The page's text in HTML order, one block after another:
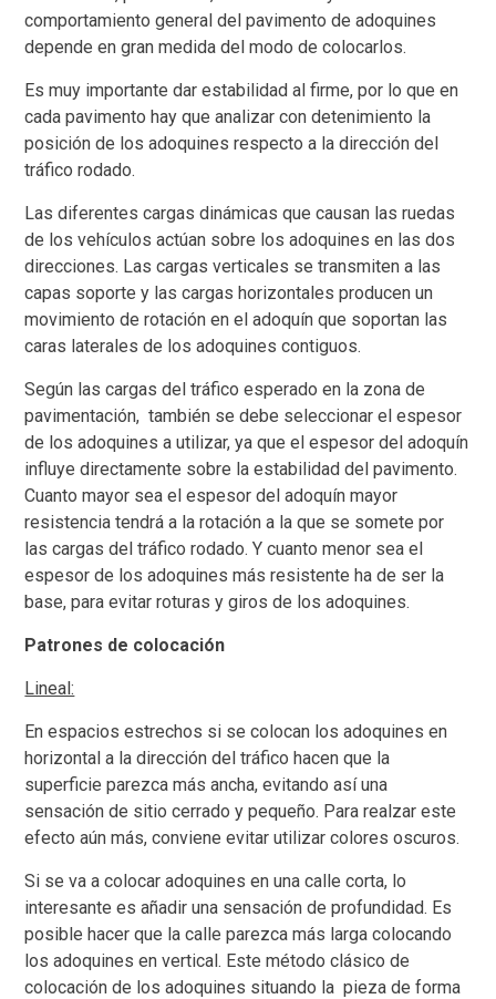
comportamiento general del pavimento de adoquines
depende en gran medida del modo de colocarlos.
Es muy importante dar estabilidad al firme, por lo que en
cada pavimento hay que analizar con detenimiento la
posición de los adoquines respecto a la dirección del
tráfico rodado.
Las diferentes cargas dinámicas que causan las ruedas
de los vehículos actúan sobre los adoquines en las dos
direcciones. Las cargas verticales se transmiten a las
capas soporte y las cargas horizontales producen un
movimiento de rotación en el adoquín que soportan las
caras laterales de los adoquines contiguos.
Según las cargas del tráfico esperado en la zona de
pavimentación, también se debe seleccionar el espesor
de los adoquines a utilizar, ya que el espesor del adoquín
influye directamente sobre la estabilidad del pavimento.
Cuanto mayor sea el espesor del adoquín mayor
resistencia tendrá a la rotación a la que se somete por
las cargas del tráfico rodado. Y cuanto menor sea el
espesor de los adoquines más resistente ha de ser la
base, para evitar roturas y giros de los adoquines.
Patrones de colocación
Lineal:
En espacios estrechos si se colocan los adoquines en
horizontal a la dirección del tráfico hacen que la
superficie parezca más ancha, evitando así una
sensación de sitio cerrado y pequeño. Para realzar este
efecto aún más, conviene evitar utilizar colores oscuros.
Si se va a colocar adoquines en una calle corta, lo
interesante es añadir una sensación de profundidad. Es
posible hacer que la calle parezca más larga colocando
los adoquines en vertical. Este método clásico de
colocación de los adoquines situando la pieza de forma